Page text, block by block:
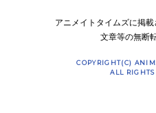
アニメイトタイムズに掲載
文章等の無断
COPYRIGHT(C)
ALL RIGHTS